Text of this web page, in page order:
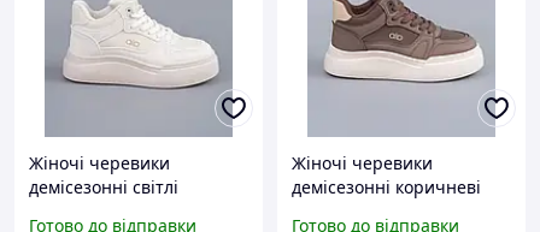
Жіночі черевики
демісезонні світлі
Готово до відправки
Жіночі черевики
демісезонні коричневі
Готово до відправки